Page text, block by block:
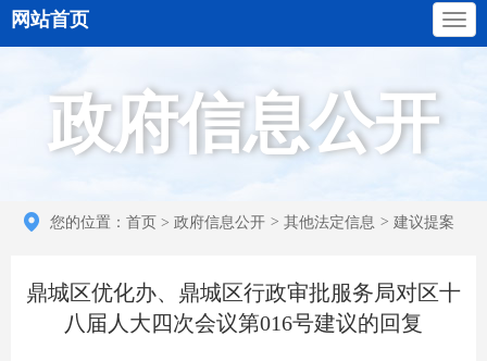
网站首页
政府信息公开
您的位置： 首页 > 政府信息公开 > 其他法定信息 > 建议提案
鼎城区优化办、鼎城区行政审批服务局对区十
八届人大四次会议第016号建议的回复